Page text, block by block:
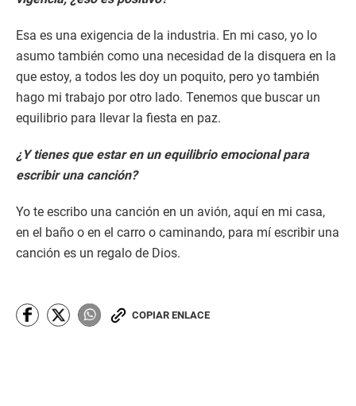
Esa es una exigencia de la industria. En mi caso, yo lo
asumo también como una necesidad de la disquera en la
que estoy, a todos les doy un poquito, pero yo también
hago mi trabajo por otro lado. Tenemos que buscar un
equilibrio para llevar la fiesta en paz.
¿Y tienes que estar en un equilibrio emocional para
escribir una canción?
Yo te escribo una canción en un avión, aquí en mi casa,
en el baño o en el carro o caminando, para mí escribir una
canción es un regalo de Dios.
COPIAR ENLACE